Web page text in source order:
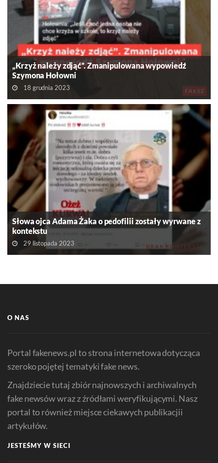
FAŁSZ
„Krzyż należy zdjąć”. Zmanipulowana wypowiedź
Szymona Hołowni
18 grudnia 2023
BRAK KONTEKSTU
Słowa ojca Adama Żaka o pedofilii zostały wyrwane z
kontekstu
29 listopada 2023
O NAS
Portal fakenews.pl to strona internetowa dotycząca
szeroko pojętej tematyki fake news.
Znajdziecie tutaj zbiór najnowszych i archiwalnych
fake newsów wraz z źródłami weryfikującymi. Nasz
portal to również miejsce ciekawych publikacjii
artykułów.
JESTEŚMY W SIECI